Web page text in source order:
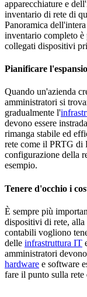
apparecchiature e
inventario di rete di
Panoramica
inventario completo è
collegati dispositivi
Pianificare
Quando un'azienda
amministratori si
gradualmente l'
devono essere
rimanga stabile ed
rete come il PRTG di
configurazione della
esempio.
Tenere d'occhio i
È sempre più
dispositivi di rete, alla
contabili vogliono
delle infrastruttura IT
amministratori
hardware e software
fare il punto sulla